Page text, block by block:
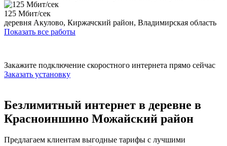
125 Мбит/сек
деревня Акулово, Киржачский район, Владимирская область
Показать все работы
Закажите подключение скоростного интернета прямо сейчас
Заказать установку
Безлимитный интернет в деревне в
Красноиншино Можайский район
Предлагаем клиентам выгодные тарифы с лучшими